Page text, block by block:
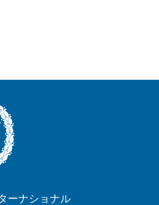
ーナショナル